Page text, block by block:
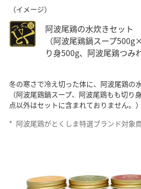
（イメージ）
阿波尾鶏の水炊きセット
（阿波尾鶏鍋スープ
り身500g、阿波尾鶏つみ
冬の寒さで冷え切った体に、阿波尾鶏の
（阿波尾鶏鍋スープ、阿波尾鶏もも切り
点以外はセットに含まれておりません。）
* 阿波尾鶏がとくしま特選ブランド対象商